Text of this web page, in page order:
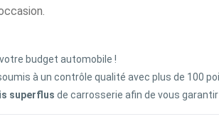
budget automobile !
à un contrôle qualité avec plus de 100
superflus de carrosserie afin de vous garantir